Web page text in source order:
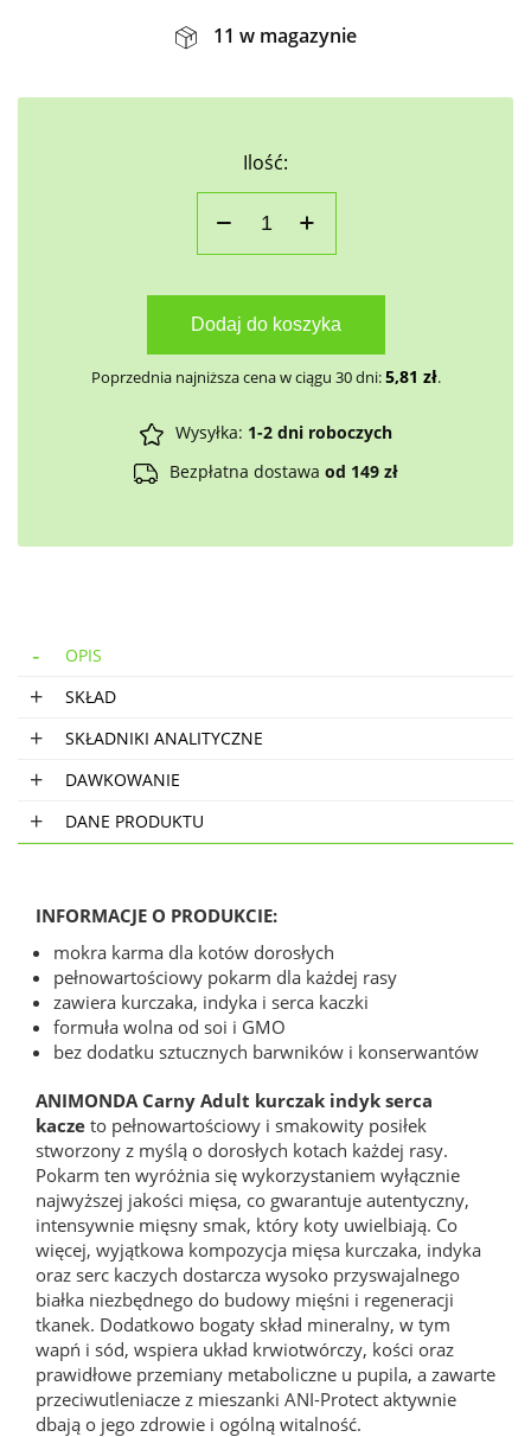
11 w magazynie
Ilość:
Dodaj do koszyka
Poprzednia najniższa cena w ciągu 30 dni:5,81 zł.
Wysyłka: 1-2 dni roboczych
Bezpłatna dostawa od 149 zł
OPIS
SKŁAD
SKŁADNIKI ANALITYCZNE
DAWKOWANIE
DANE PRODUKTU
INFORMACJE O PRODUKCIE:
mokra karma dla kotów dorosłych
pełnowartościowy pokarm dla każdej rasy
zawiera kurczaka, indyka i serca kaczki
formuła wolna od soi i GMO
bez dodatku sztucznych barwników i konserwantów
ANIMONDA Carny Adult kurczak indyk serca
kacze to pełnowartościowy i smakowity posiłek
stworzony z myślą o dorosłych kotach każdej rasy.
Pokarm ten wyróżnia się wykorzystaniem wyłącznie
najwyższej jakości mięsa, co gwarantuje autentyczny,
intensywnie mięsny smak, który koty uwielbiają. Co
więcej, wyjątkowa kompozycja mięsa kurczaka, indyka
oraz serc kaczych dostarcza wysoko przyswajalnego
białka niezbędnego do budowy mięśni i regeneracji
tkanek. Dodatkowo bogaty skład mineralny, w tym
wapń i sód, wspiera układ krwiotwórczy, kości oraz
prawidłowe przemiany metaboliczne u pupila, a zawarte
przeciwutleniacze z mieszanki ANI-Protect aktywnie
dbają o jego zdrowie i ogólną witalność.